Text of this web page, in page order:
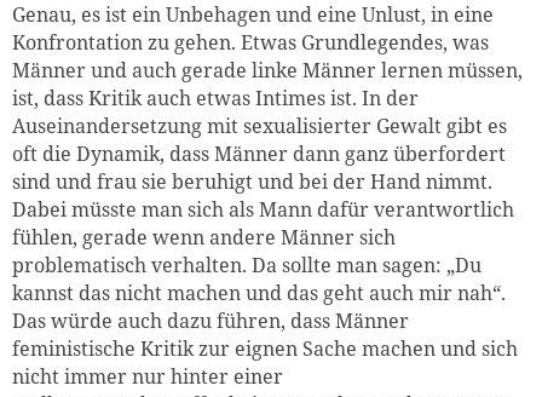
Genau, es ist ein Unbehagen und eine Unlust, in eine
Konfrontation zu gehen. Etwas Grundlegendes, was
Männer und auch gerade linke Männer lernen müssen,
ist, dass Kritik auch etwas Intimes ist. In der
Auseinandersetzung mit sexualisierter Gewalt gibt es
oft die Dynamik, dass Männer dann ganz überfordert
sind und frau sie beruhigt und bei der Hand nimmt.
Dabei müsste man sich als Mann dafür verantwortlich
fühlen, gerade wenn andere Männer sich
problematisch verhalten. Da sollte man sagen: „Du
kannst das nicht machen und das geht auch mir nah“.
Das würde auch dazu führen, dass Männer
feministische Kritik zur eignen Sache machen und sich
nicht immer nur hinter einer